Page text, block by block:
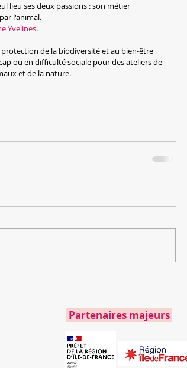
lieu ses deux passions : son métier
l'animal.
Yvelines.
protection de la biodiversité et au bien-être
ou en difficulté sociale pour des ateliers de
et de la nature.
Partenaires majeurs